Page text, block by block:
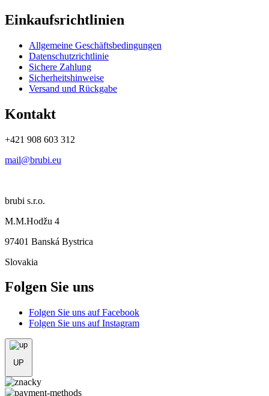
Einkaufsrichtlinien
Allgemeine Geschäftsbedingungen
Datenschutzrichtlinie
Sichere Zahlung
Sicherheitshinweise
Versand und Rückgabe
Kontakt
+421 908 603 312
mail@brubi.eu
brubi s.r.o.
M.M.Hodžu 4
97401 Banská Bystrica
Slovakia
Folgen Sie uns
Folgen Sie uns auf Facebook
Folgen Sie uns auf Instagram
UP